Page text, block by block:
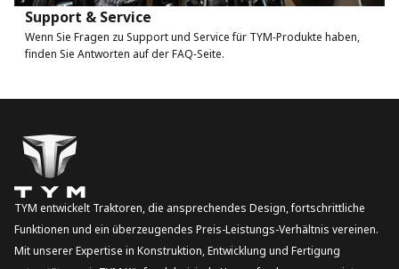
Support & Service
Wenn Sie Fragen zu Support und Service für TYM‑Produkte haben,
finden Sie Antworten auf der FAQ‑Seite.
TYM entwickelt Traktoren, die ansprechendes Design, fortschrittliche
Funktionen und ein überzeugendes Preis-Leistungs-Verhältnis vereinen.
Mit unserer Expertise in Konstruktion, Entwicklung und Fertigung